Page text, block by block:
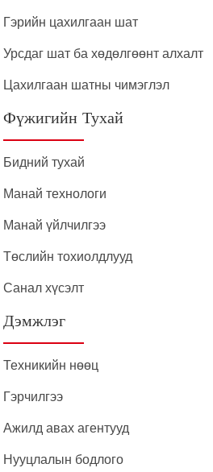
Гэрийн цахилгаан шат
Урсдаг шат ба хөдөлгөөнт алхалт
Цахилгаан шатны чимэглэл
Фүжигийн Тухай
Бидний тухай
Манай технологи
Манай үйлчилгээ
Төслийн тохиолдлууд
Санал хүсэлт
Дэмжлэг
Техникийн нөөц
Гэрчилгээ
Ажилд авах агентууд
Нууцлалын бодлого